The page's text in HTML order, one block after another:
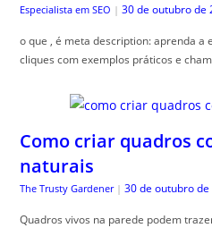
Especialista em SEO | 30 de outubro de
o que , é meta description: aprenda
cliques com exemplos práticos e
Como criar quadros
naturais
The Trusty Gardener | 30 de outubro de
Quadros vivos na parede podem